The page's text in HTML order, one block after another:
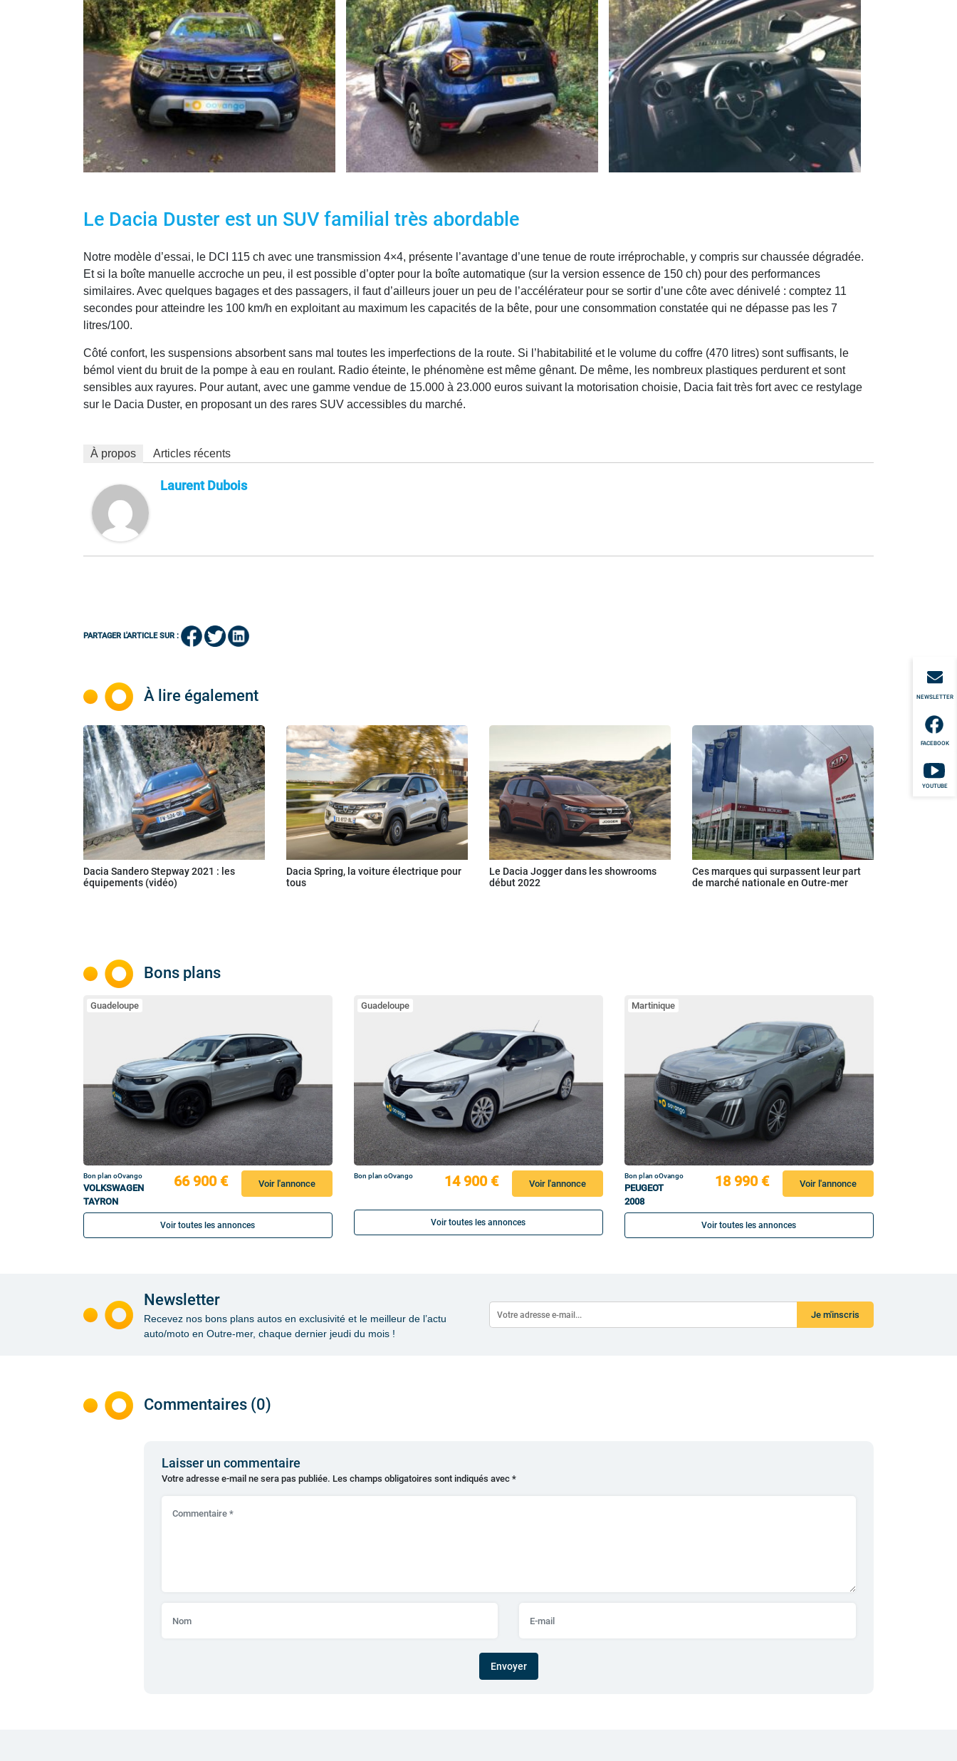
NEWSLETTER
FACEBOOK
YOUTUBE
Le Dacia Duster est un SUV familial très abordable
Notre modèle d’essai, le DCI 115 ch avec une transmission 4×4, présente l’avantage d’une tenue de route irréprochable, y compris sur chaussée dégradée.
Et si la boîte manuelle accroche un peu, il est possible d’opter pour la boîte automatique (sur la version essence de 150 ch) pour des performances
similaires. Avec quelques bagages et des passagers, il faut d’ailleurs jouer un peu de l’accélérateur pour se sortir d’une côte avec dénivelé : comptez 11
secondes pour atteindre les 100 km/h en exploitant au maximum les capacités de la bête, pour une consommation constatée qui ne dépasse pas les 7
litres/100.
Côté confort, les suspensions absorbent sans mal toutes les imperfections de la route. Si l’habitabilité et le volume du coffre (470 litres) sont suffisants, le
bémol vient du bruit de la pompe à eau en roulant. Radio éteinte, le phénomène est même gênant. De même, les nombreux plastiques perdurent et sont
sensibles aux rayures. Pour autant, avec une gamme vendue de 15.000 à 23.000 euros suivant la motorisation choisie, Dacia fait très fort avec ce restylage
sur le Dacia Duster, en proposant un des rares SUV accessibles du marché.
À propos Articles récents
Laurent Dubois
PARTAGER L'ARTICLE SUR :
À lire également
Dacia Sandero Stepway 2021 : les
équipements (vidéo)
Dacia Spring, la voiture électrique pour
tous
Le Dacia Jogger dans les showrooms
début 2022
Ces marques qui surpassent leur part
de marché nationale en Outre-mer
Bons plans
Guadeloupe
Bon plan oOvango
VOLKSWAGEN
TAYRON
66 900 € Voir l'annonce
Voir toutes les annonces
Guadeloupe
Bon plan oOvango 14 900 € Voir l'annonce
Voir toutes les annonces
Martinique
Bon plan oOvango
PEUGEOT
2008
18 990 € Voir l'annonce
Voir toutes les annonces
Newsletter
Recevez nos bons plans autos en exclusivité et le meilleur de l’actu
auto/moto en Outre-mer, chaque dernier jeudi du mois !
Je m'inscris
Commentaires (0)
Laisser un commentaire
Votre adresse e-mail ne sera pas publiée. Les champs obligatoires sont indiqués avec *
Envoyer